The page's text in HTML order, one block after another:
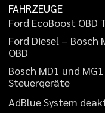
FAHRZEUGE
Ford EcoBoost OBD
Ford Diesel – Bosch
OBD
Bosch MD1 und MG1
Steuergeräte
AdBlueSystem deak